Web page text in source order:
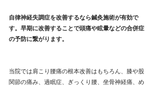
自律神経失調症を改善するなら鍼灸施術が有効で
す。早期に改善することで頭痛や眩暈などの合併症
の予防に繋がります。
当院では肩こり腰痛の根本改善はもちろん、膝や股
関節の痛み、過眠症、ぎっくり腰、坐骨神経痛、め